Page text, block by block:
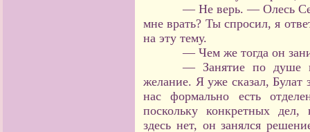
— Не верь. — Олесь
мне врать? Ты спросил, я
на эту тему.
— Чем же тогда он
— Занятие по душе
желание. Я уже сказал, Булат
нас формально есть
поскольку конкретных
здесь нет, он занялся